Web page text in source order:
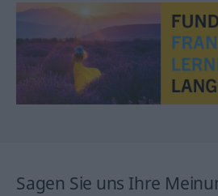
Sagen Sie uns Ihre